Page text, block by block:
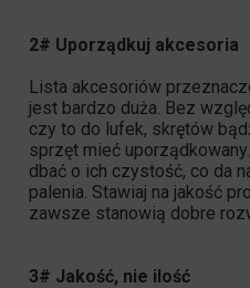
2# Uporządkuj akcesoria
Lista akcesoriów
jest bardzo duża. Bez
czy to do lufek, skrętów
sprzęt mieć
dbać o ich czystość, co da
palenia. Stawiaj na jakość
zawsze stanowią dobre
3# Jakość, nie ilość